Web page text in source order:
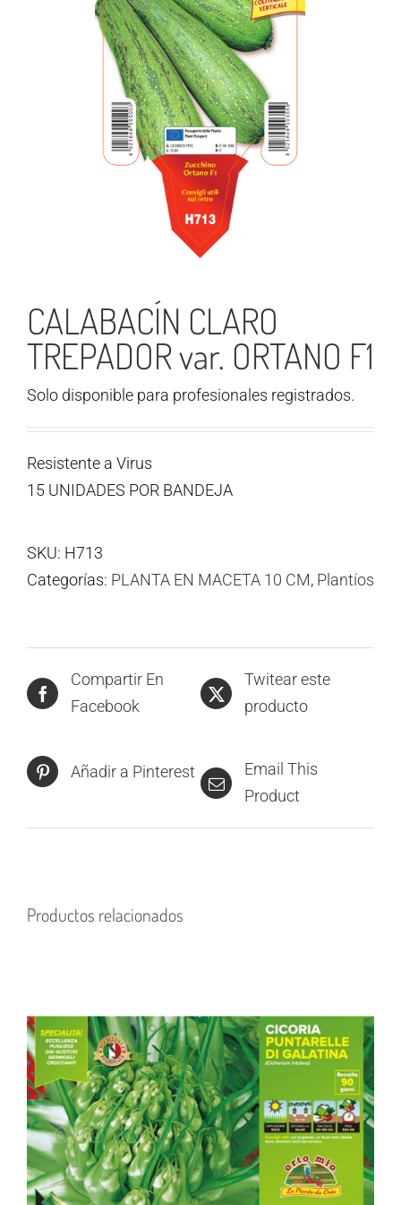
CALABACÍN CLARO
TREPADOR var. ORTANO F1
Solo disponible para profesionales registrados.
Resistente a Virus
15 UNIDADES POR BANDEJA
SKU: H713
Categorías: PLANTA EN MACETA 10 CM, Plantíos
Compartir En
Facebook
Twitear este
producto
Añadir a Pinterest
Email This
Product
Productos relacionados